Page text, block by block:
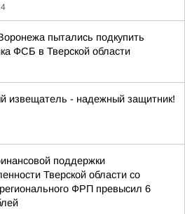
пытались подкупить
ФСБ в Тверской области
извещатель - надежный зaщитник!
поддержки
Тверской области со
ФРП превысил 6